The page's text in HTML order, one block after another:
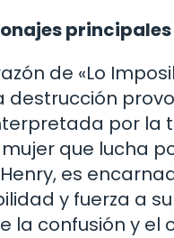
de «Lo
destrucción
por la
que lucha
es
y fuerza a
la confusión y el